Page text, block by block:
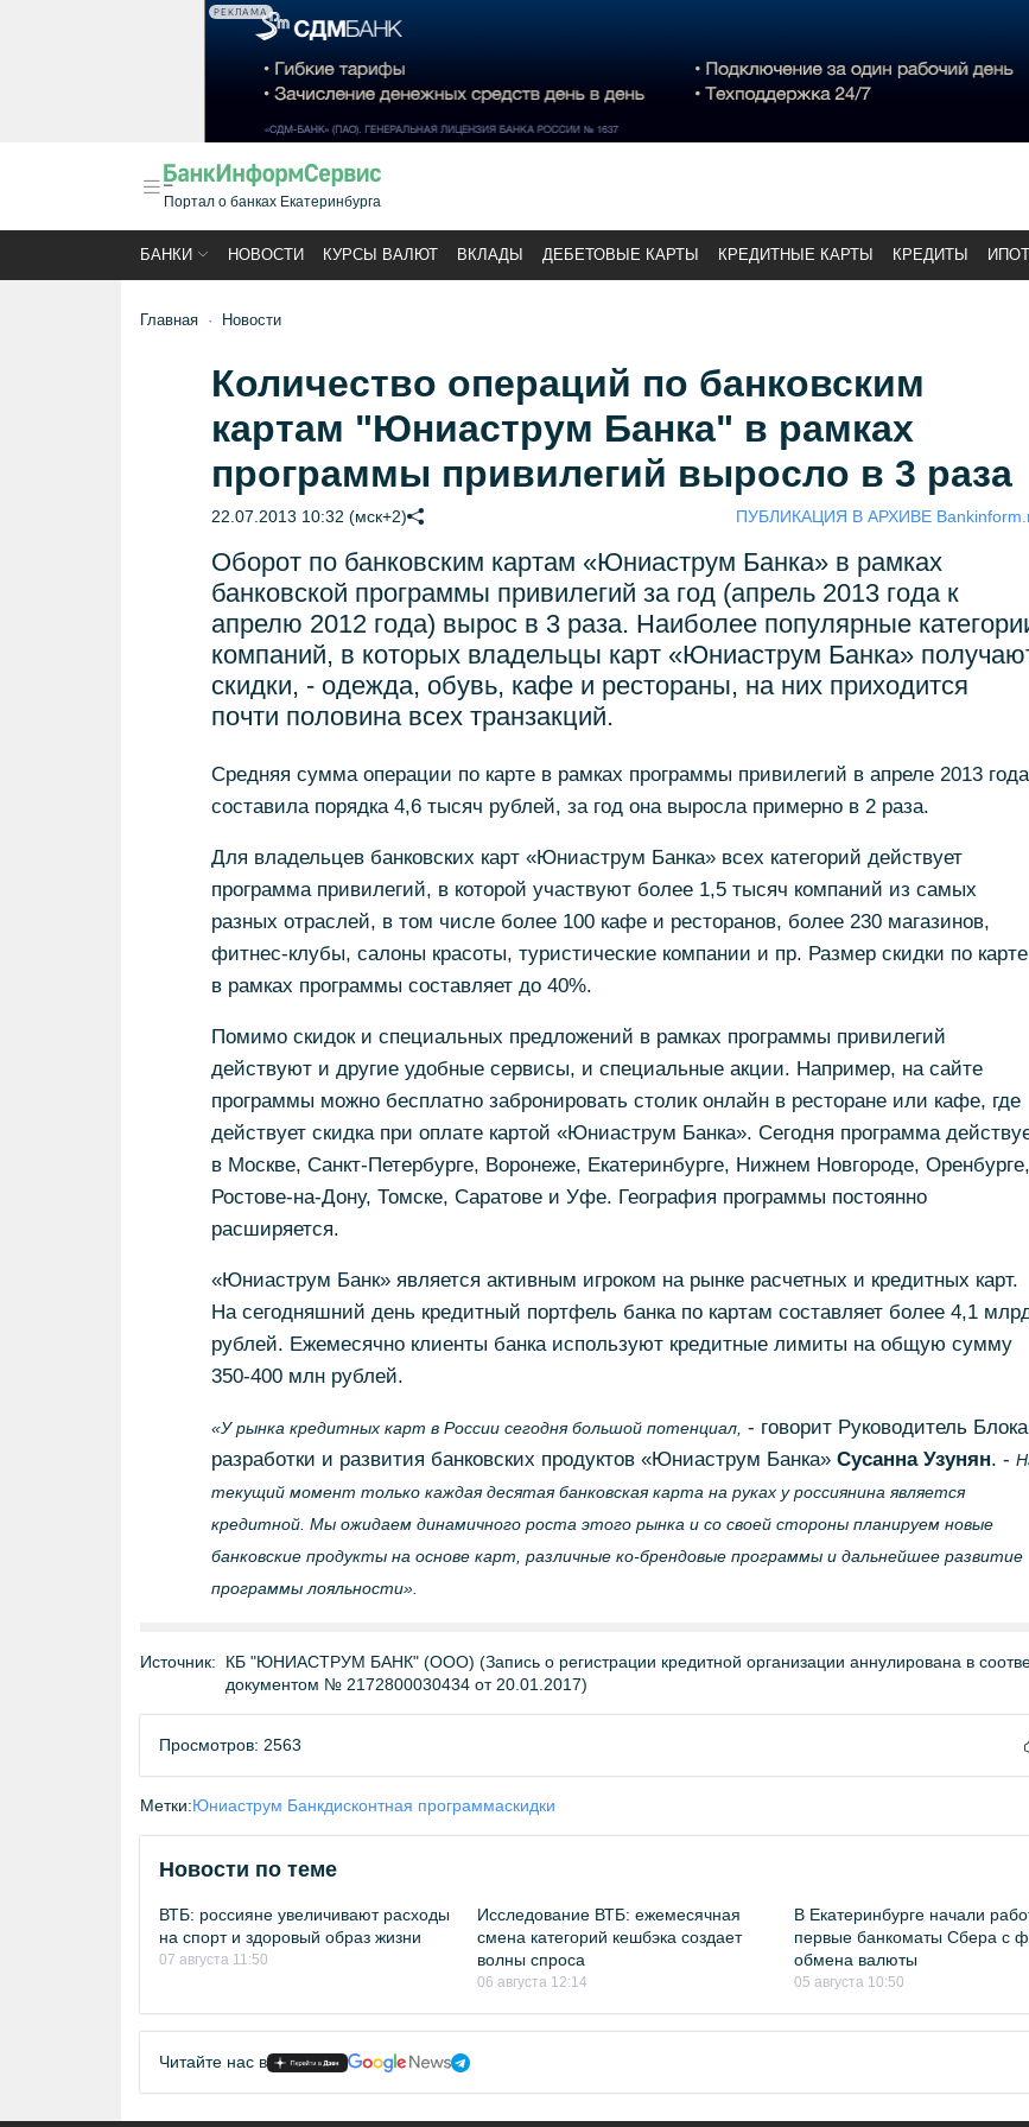
РЕКЛАМА
Портал о банках Екатеринбурга
БАНКИ НОВОСТИ КУРСЫ ВАЛЮТ ВКЛАДЫ ДЕБЕТОВЫЕ КАРТЫ КРЕДИТНЫЕ КАРТЫ КРЕДИТЫ
Главная Новости
Количество операций по банковским
картам "Юниаструм Банка" в рамках
программы привилегий выросло в 3 раза
22.07.2013 10:32 (мск+2) ПУБЛИКАЦИЯ В АРХИВЕ
Оборот по банковским картам «Юниаструм Банка» в рамках
банковской программы привилегий за год (апрель 2013 года к
апрелю 2012 года) вырос в 3 раза. Наиболее популярные
компаний, в которых владельцы карт «Юниаструм Банка»
скидки, - одежда, обувь, кафе и рестораны, на них приходится
почти половина всех транзакций.
Средняя сумма операции по карте в рамках программы привилегий в апреле 2013 года
составила порядка 4,6 тысяч рублей, за год она выросла примерно в 2 раза.
Для владельцев банковских карт «Юниаструм Банка» всех категорий действует
программа привилегий, в которой участвуют более 1,5 тысяч компаний из самых
разных отраслей, в том числе более 100 кафе и ресторанов, более 230 магазинов,
фитнес-клубы, салоны красоты, туристические компании и пр. Размер скидки по карте
в рамках программы составляет до 40%.
Помимо скидок и специальных предложений в рамках программы привилегий
действуют и другие удобные сервисы, и специальные акции. Например, на сайте
программы можно бесплатно забронировать столик онлайн в ресторане или кафе, где
действует скидка при оплате картой «Юниаструм Банка». Сегодня программа
в Москве, Санкт-Петербурге, Воронеже, Екатеринбурге, Нижнем Новгороде, Оренбурге,
Ростове-на-Дону, Томске, Саратове и Уфе. География программы постоянно
расширяется.
«Юниаструм Банк» является активным игроком на рынке расчетных и кредитных карт.
На сегодняшний день кредитный портфель банка по картам составляет более 4,1
рублей. Ежемесячно клиенты банка используют кредитные лимиты на общую сумму
350-400 млн рублей.
«У рынка кредитных карт в России сегодня большой потенциал, - говорит Руководитель Блока
разработки и развития банковских продуктов «Юниаструм Банка» Сусанна Узунян. -
текущий момент только каждая десятая банковская карта на руках у россиянина является
кредитной. Мы ожидаем динамичного роста этого рынка и со своей стороны планируем новые
банковские продукты на основе карт, различные ко-брендовые программы и дальнейшее развитие
программы лояльности».
Источник:
КБ "ЮНИАСТРУМ БАНК" (ООО) (Запись о регистрации кредитной организации аннулирована в
документом № 2172800030434 от 20.01.2017)
Просмотров: 2563
Метки:Юниаструм Банкдисконтная программаскидки
Новости по теме
ВТБ: россияне увеличивают расходы
на спорт и здоровый образ жизни
07 августа 11:50
Исследование ВТБ: ежемесячная
смена категорий кешбэка создает
волны спроса
06 августа 12:14
В Екатеринбурге начали
первые банкоматы Сбера с
обмена валюты
05 августа 10:50
Читайте нас в